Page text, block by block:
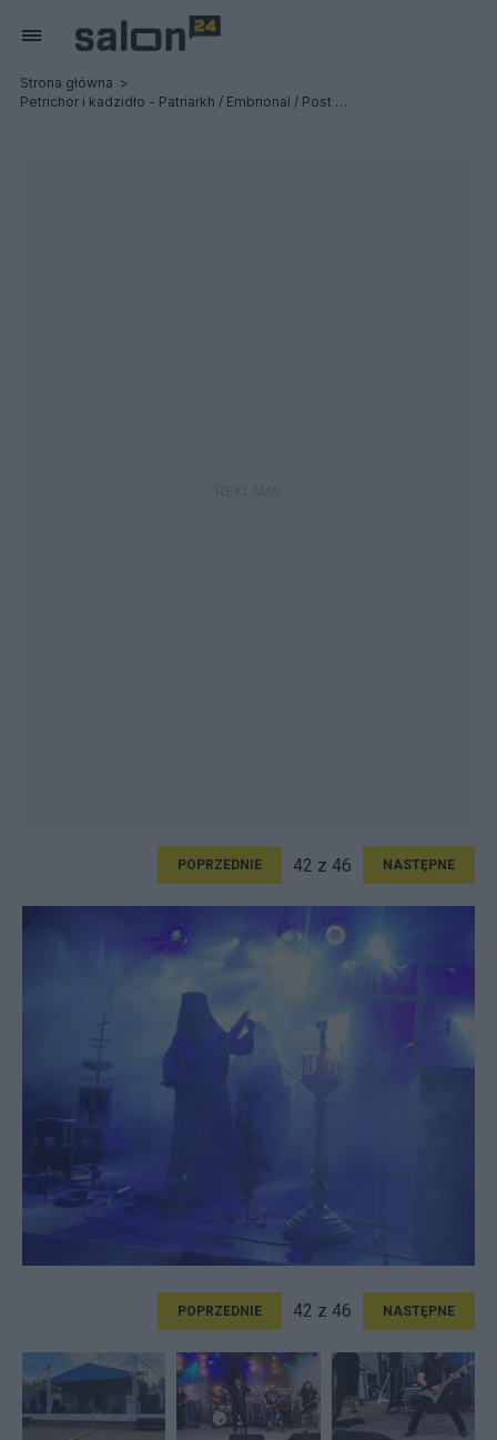
Strona główna
Petrichor i kadzidło - Patriarkh / Embrional / Post Profession - Relacja
POPRZEDNIE 42 z 46 NASTĘPNE
POPRZEDNIE 42 z 46 NASTĘPNE